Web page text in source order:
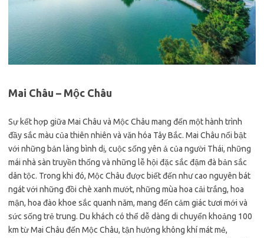
Mai Châu – Mộc Châu
Sự kết hợp giữa Mai Châu và Mộc Châu mang đến một hành trình
đầy sắc màu của thiên nhiên và văn hóa Tây Bắc. Mai Châu nổi bật
với những bản làng bình dị, cuộc sống yên ả của người Thái, những
mái nhà sàn truyền thống và những lễ hội đặc sắc đậm đà bản sắc
dân tộc. Trong khi đó, Mộc Châu được biết đến như cao nguyên bát
ngát với những đồi chè xanh mướt, những mùa hoa cải trắng, hoa
mận, hoa đào khoe sắc quanh năm, mang đến cảm giác tươi mới và
sức sống trẻ trung. Du khách có thể dễ dàng di chuyển khoảng 100
km từ Mai Châu đến Mộc Châu, tận hưởng không khí mát mẻ,